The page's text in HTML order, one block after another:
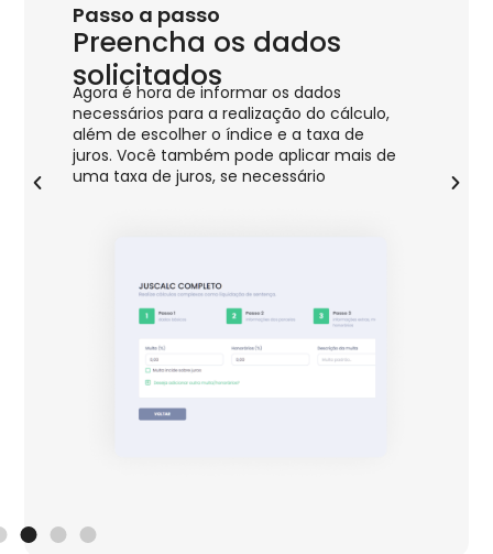
Passo a passo
Preencha os dados
solicitados
Agora é hora de informar os dados
necessários para a realização do cálculo,
além de escolher o índice e a taxa de
juros. Você também pode aplicar mais de
uma taxa de juros, se necessário